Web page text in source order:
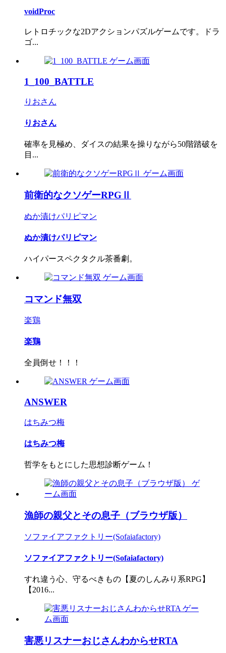
voidProc
レトロチックな2Dアクションパズルゲームです。ドラ
ゴ...
1_100_BATTLE
りおさん
りおさん
確率を見極め、ダイスの結果を操りながら50階踏破を
目...
前衛的なクソゲーRPGⅡ
ぬか漬けパリピマン
ぬか漬けパリピマン
ハイパースペクタクル茶番劇。
コマンド無双
楽鶏
楽鶏
全員倒せ！！！
ANSWER
はちみつ梅
はちみつ梅
哲学をもとにした思想診断ゲーム！
漁師の親父とその息子（ブラウザ版）
ソファイアファクトリー(Sofaiafactory)
ソファイアファクトリー(Sofaiafactory)
すれ違う心、守るべきもの【夏のしんみり系RPG】
【2016...
害悪リスナーおじさんわからせRTA